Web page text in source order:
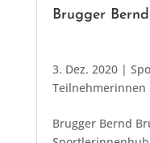
Brugger Bernd
3. Dez. 2020|
Teilnehmerinnen
Brugger Bernd